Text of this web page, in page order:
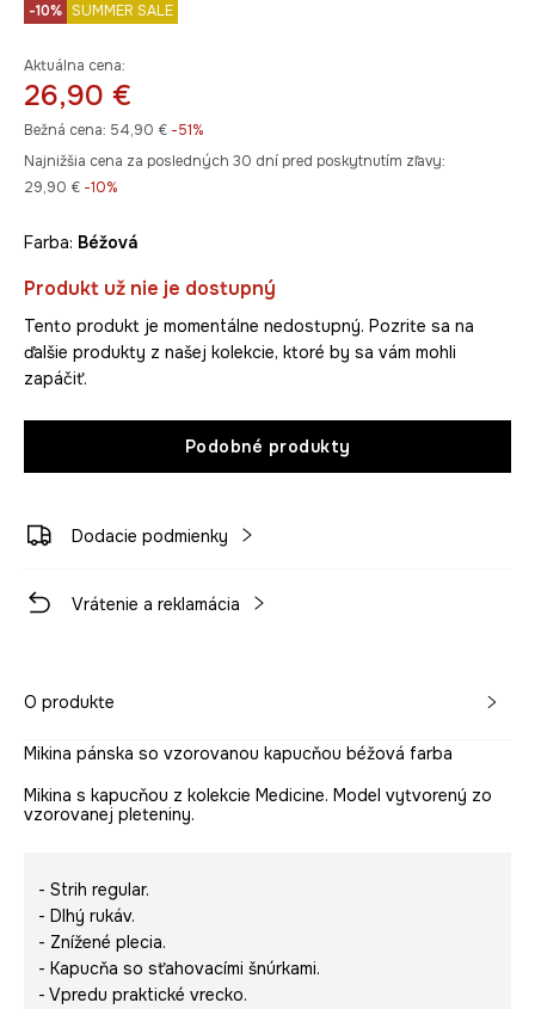
-10% SUMMER SALE
Aktuálna cena:
26,90 €
Bežná cena: 54,90 € -51%
Najnižšia cena za posledných 30 dní pred poskytnutím zľavy:
29,90 € -10%
Farba: béžová
Produkt už nie je dostupný
Tento produkt je momentálne nedostupný. Pozrite sa na
ďalšie produkty z našej kolekcie, ktoré by sa vám mohli
zapáčiť.
Podobné produkty
Dodacie podmienky
Vrátenie a reklamácia
O produkte
Mikina pánska so vzorovanou kapucňou béžová farba
Mikina s kapucňou z kolekcie Medicine. Model vytvorený zo
vzorovanej pleteniny.
- Strih regular.
- Dlhý rukáv.
- Znížené plecia.
- Kapucňa so sťahovacími šnúrkami.
- Vpredu praktické vrecko.